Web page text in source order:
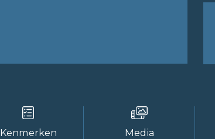
Kenmerken Media